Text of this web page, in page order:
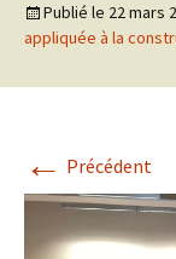
Publié le 22 mars
appliquée à la
← Précédent